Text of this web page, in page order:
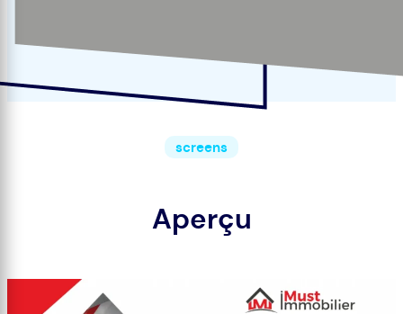
screens
Aperçu